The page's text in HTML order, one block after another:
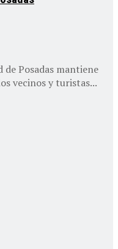
de Posadas mantiene
vecinos y turistas...